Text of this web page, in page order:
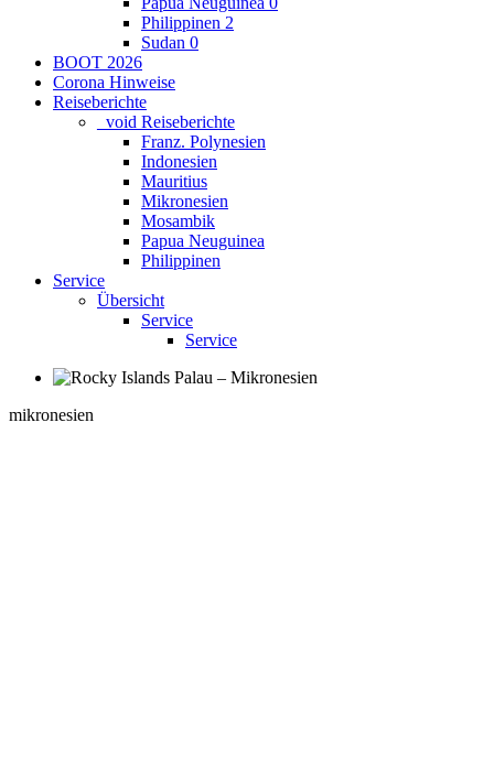
Philippinen 2
Sudan 0
BOOT 2026
Corona Hinweise
Reiseberichte
_void Reiseberichte
Franz. Polynesien
Indonesien
Mauritius
Mikronesien
Mosambik
Papua Neuguinea
Philippinen
Service
Übersicht
Service
Service
mikronesien